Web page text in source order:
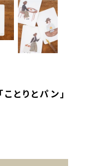
とりとパン」